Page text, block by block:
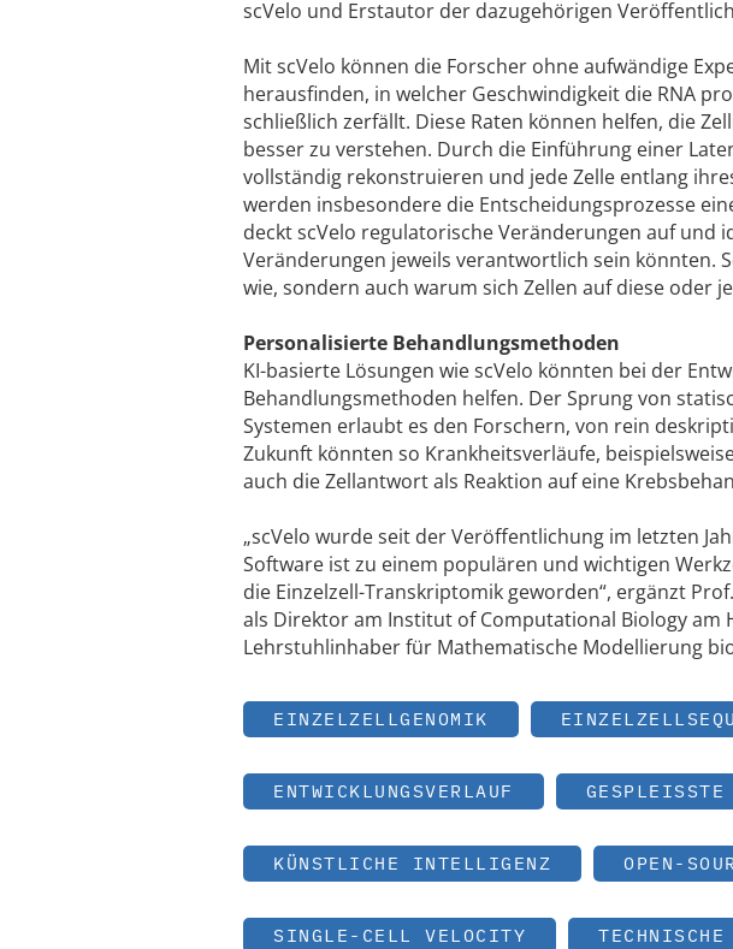
scVelo und Erstautor der dazugehörigen
Mit scVelo können die Forscher ohne aufwändige
herausfinden, in welcher Geschwindigkeit die RNA
schließlich zerfällt. Diese Raten können helfen, die
besser zu verstehen. Durch die Einführung einer
vollständig rekonstruieren und jede Zelle entlang
werden insbesondere die Entscheidungsprozesse
deckt scVelo regulatorische Veränderungen auf und
Veränderungen jeweils verantwortlich sein könnten.
wie, sondern auch warum sich Zellen auf diese oder
Personalisierte Behandlungsmethoden
KI-basierte Lösungen wie scVelo könnten bei der
Behandlungsmethoden helfen. Der Sprung von
Systemen erlaubt es den Forschern, von rein
Zukunft könnten so Krankheitsverläufe,
auch die Zellantwort als Reaktion auf eine
„scVelo wurde seit der Veröffentlichung im letzten
Software ist zu einem populären und wichtigen
die Einzelzell-Transkriptomik geworden“, ergänzt
als Direktor am Institut of Computational Biology am
Lehrstuhlinhaber für Mathematische Modellierung
EINZELZELLGENOMIK
ENTWICKLUNGSVERLAUF GESPLEISSTE
KÜNSTLICHE INTELLIGENZ OPEN-
SINGLE-CELL VELOCITY